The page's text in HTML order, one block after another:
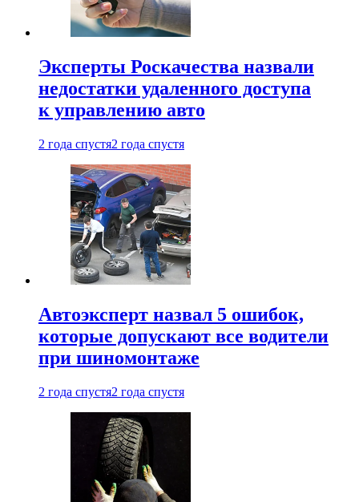
Эксперты Роскачества назвали
недостатки удаленного доступа
к управлению авто
2 года спустя2 года спустя
Автоэксперт назвал 5 ошибок,
которые допускают все водители
при шиномонтаже
2 года спустя2 года спустя